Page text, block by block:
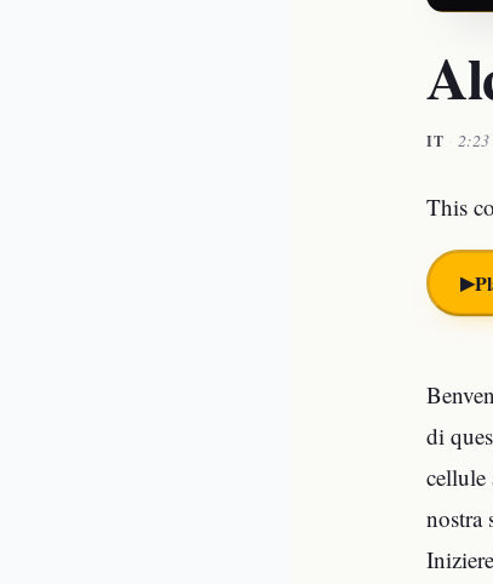
IT · 2:23
This
▶︎
di
cellule
nostra